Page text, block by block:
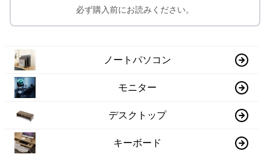
必ず購入前にお読みください。
ノートパソコン
モニター
デスクトップ
キーボード